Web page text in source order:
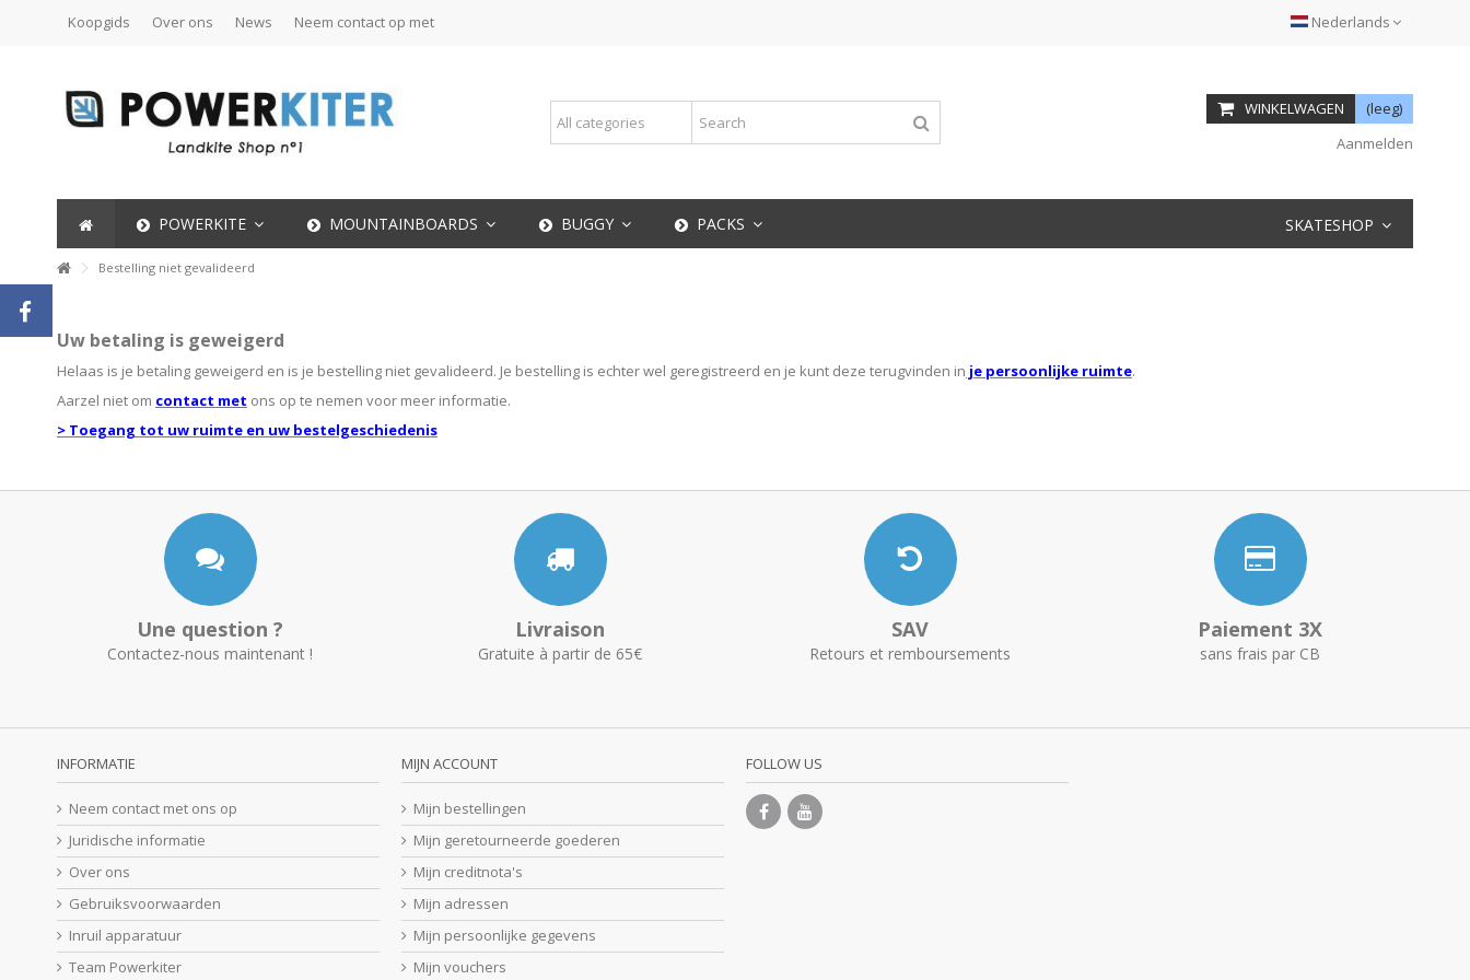
Nederlands
Koopgids Over ons News Neem contact op met
WINKELWAGEN
(leeg)
Aanmelden
POWERKITE MOUNTAINBOARDS BUGGY PACKS SKATESHOP
Bestelling niet gevalideerd
Uw betaling is geweigerd
Helaas is je betaling geweigerd en is je bestelling niet gevalideerd. Je bestelling is echter wel geregistreerd en je kunt deze terugvinden in je persoonlijke ruimte.
Aarzel niet om contact met ons op te nemen voor meer informatie.
> Toegang tot uw ruimte en uw bestelgeschiedenis
Une question ?
Contactez-nous maintenant !
Livraison
Gratuite à partir de 65€
SAV
Retours et remboursements
Paiement 3X
sans frais par CB
INFORMATIE
Neem contact met ons op
Juridische informatie
Over ons
Gebruiksvoorwaarden
Inruil apparatuur
Team Powerkiter
MIJN ACCOUNT
Mijn bestellingen
Mijn geretourneerde goederen
Mijn creditnota's
Mijn adressen
Mijn persoonlijke gegevens
Mijn vouchers
FOLLOW US